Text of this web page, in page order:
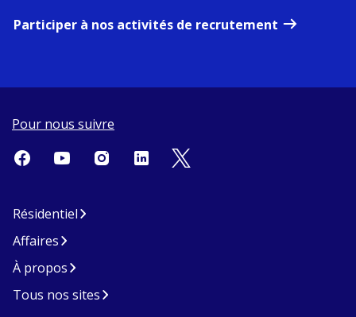
Participer à nos activités de recrutement
Pour nous suivre
Résidentiel
Affaires
À propos
Tous nos sites